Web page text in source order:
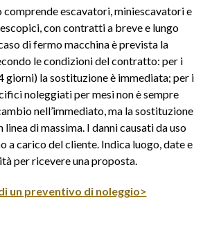
comprende escavatori, miniescavatori e
con contratti a breve e lungo
di fermo macchina è prevista la
le condizioni del contratto: per i
giorni) la sostituzione è immediata; per i
noleggiati per mesi non è sempre
nell’immediato, ma la sostituzione
di massima. I danni causati da uso
a carico del cliente. Indica luogo, date e
per ricevere una proposta.
un preventivo di noleggio>